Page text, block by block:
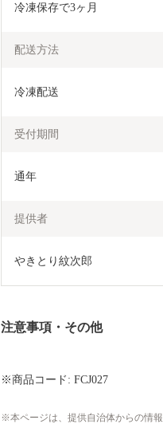
冷凍保存で3ヶ月
配送方法
冷凍配送
受付期間
通年
提供者
やきとり紋次郎
注意事項・その他
※商品コード: FCJ027
本ページは、提供自治体からの情